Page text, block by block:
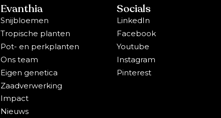
Evanthia
Snijbloemen
Tropische planten
Pot- en perkplanten
Ons team
Eigen genetica
Zaadverwerking
Impact
Nieuws
Socials
LinkedIn
Facebook
Youtube
Instagram
Pinterest